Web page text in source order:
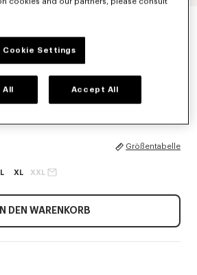
POP“-TRUCKER-JACKE
Größentabelle
L XL XXL
IN DEN WARENKORB
Cookie Settings
Accept All